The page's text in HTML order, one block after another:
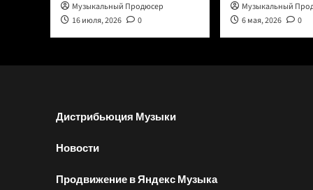
Музыкальный Продюсер
16 июля, 2026
0
Музыкальный
6 мая, 2026
0
Дистрибьюция Музыки
Новости
Продвижение в Яндекс Музыка